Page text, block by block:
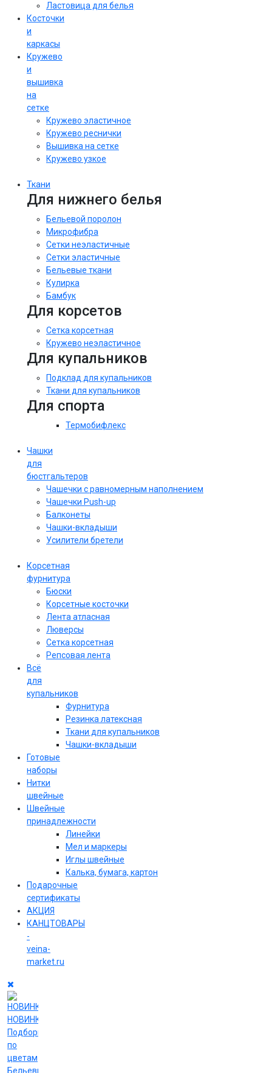
Ластовица для белья
Косточки
и
каркасы
Кружево
и
вышивка
на
сетке
Кружево эластичное
Кружево реснички
Вышивка на сетке
Кружево узкое
Ткани
Для нижнего белья
Бельевой поролон
Микрофибра
Сетки неэластичные
Сетки эластичные
Бельевые ткани
Кулирка
Бамбук
Для корсетов
Сетка корсетная
Кружево неэластичное
Для купальников
Подклад для купальников
Ткани для купальников
Для спорта
Термобифлекс
Чашки
для
бюстгальтеров
Чашечки с равномерным наполнением
Чашечки Push-up
Балконеты
Чашки-вкладыши
Усилители бретели
Корсетная
фурнитура
Бюски
Корсетные косточки
Лента атласная
Люверсы
Сетка корсетная
Репсовая лента
Всё
для
купальников
Фурнитура
Резинка латексная
Ткани для купальников
Чашки-вкладыши
Готовые
наборы
Нитки
швейные
Швейные
принадлежности
Линейки
Мел и маркеры
Иглы швейные
Калька, бумага, картон
Подарочные
сертификаты
АКЦИЯ
КАНЦТОВАРЫ
-
veina-
market.ru
НОВИНКИ
Подборки
по
цветам
Бельевые